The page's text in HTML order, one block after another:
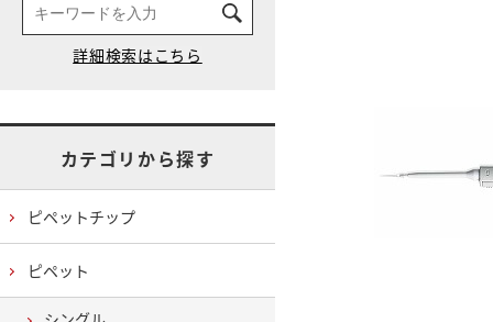
カテゴリから探す
ピペットチップ
ピペット